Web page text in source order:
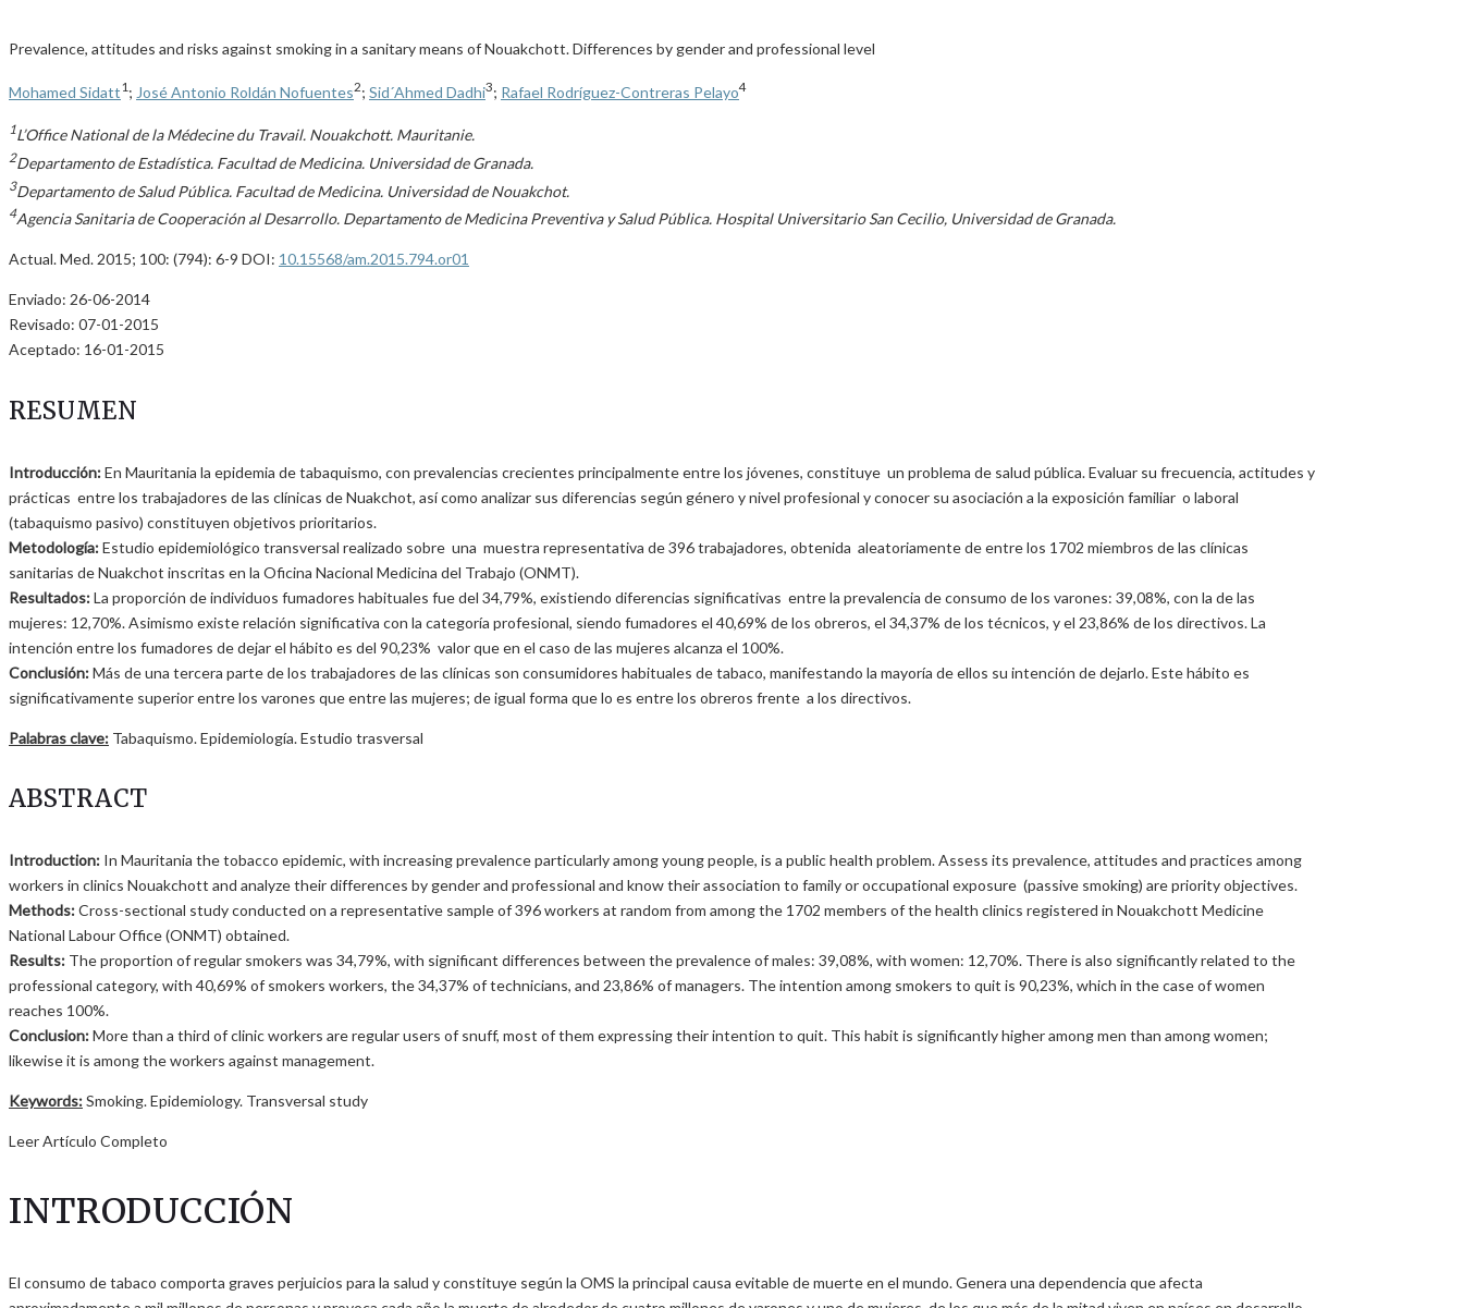
Prevalence, attitudes and risks against smoking in a sanitary means of Nouakchott. Differences by gender and professional level
Mohamed Sidatt1 ; José Antonio Roldán Nofuentes2; Sid´Ahmed Dadhi3; Rafael Rodríguez-Contreras Pelayo4
1L’Office National de la Médecine du Travail. Nouakchott. Mauritanie.
2Departamento de Estadística. Facultad de Medicina. Universidad de Granada.
3Departamento de Salud Pública. Facultad de Medicina. Universidad de Nouakchot.
4Agencia Sanitaria de Cooperación al Desarrollo. Departamento de Medicina Preventiva y Salud Pública. Hospital Universitario San Cecilio, Universidad de Granada.
Actual. Med. 2015; 100: (794): 6-9 DOI: 10.15568/am.2015.794.or01
Enviado: 26-06-2014
Revisado: 07-01-2015
Aceptado: 16-01-2015
RESUMEN
Introducción:En Mauritania la epidemia de tabaquismo, con prevalencias crecientes principalmente entre los jóvenes, constituye un problema de salud pública. Evaluar su frecuencia, actitudes y
prácticas entre los trabajadores de las clínicas de Nuakchot, así como analizar sus diferencias según género y nivel profesional y conocer su asociación a la exposición familiar o laboral
(tabaquismo pasivo) constituyen objetivos prioritarios.
Metodología:Estudio epidemiológico transversal realizado sobre una muestra representativa de 396 trabajadores, obtenida aleatoriamente de entre los 1702 miembros de las clínicas
sanitarias de Nuakchot inscritas en la Oficina Nacional Medicina del Trabajo (ONMT).
Resultados:La proporción de individuos fumadores habituales fue del 34,79%, existiendo diferencias significativas entre la prevalencia de consumo de los varones: 39,08%, con la de las
mujeres: 12,70%. Asimismo existe relación significativa con la categoría profesional, siendo fumadores el 40,69% de los obreros, el 34,37% de los técnicos, y el 23,86% de los directivos. La
intención entre los fumadores de dejar el hábito es del 90,23% valor que en el caso de las mujeres alcanza el 100%.
Conclusión:Más de una tercera parte de los trabajadores de las clínicas son consumidores habituales de tabaco, manifestando la mayoría de ellos su intención de dejarlo. Este hábito es
significativamente superior entre los varones que entre las mujeres; de igual forma que lo es entre los obreros frente a los directivos.
Palabras clave: Tabaquismo. Epidemiología. Estudio trasversal
ABSTRACT
Introduction: In Mauritania the tobacco epidemic, with increasing prevalence particularly among young people, is a public health problem. Assess its prevalence, attitudes and practices among
workers in clinics Nouakchott and analyze their differences by gender and professional and know their association to family or occupational exposure (passive smoking) are priority objectives.
Methods:Cross-sectional study conducted on a representative sample of 396 workers at random from among the 1702 members of the health clinics registered in Nouakchott Medicine
National Labour Office (ONMT) obtained.
Results: The proportion of regular smokers was 34,79%, with significant differences between the prevalence of males: 39,08%, with women: 12,70%. There is also significantly related to the
professional category, with 40,69% of smokers workers, the 34,37% of technicians, and 23,86% of managers. The intention among smokers to quit is 90,23%, which in the case of women
reaches 100%.
Conclusion:More than a third of clinic workers are regular users of snuff, most of them expressing their intention to quit. This habit is significantly higher among men than among women;
likewise it is among the workers against management.
Keywords:Smoking. Epidemiology. Transversal study
Leer Artículo Completo
INTRODUCCIÓN
El consumo de tabaco comporta graves perjuicios para la salud y constituye según la OMS la principal causa evitable de muerte en el mundo. Genera una dependencia que afecta